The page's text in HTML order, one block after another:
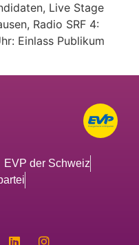
Live Stage
Radio SRF 4:
Einlass Publikum
EVP der Schweiz